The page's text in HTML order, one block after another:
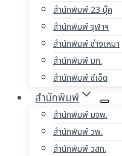
สำนักพิมพ์ 23 บุ๊ค
สำนักพิมพ์ จุฬาฯ
สำนักพิมพ์ ช่างเหมา
สำนักพิมพ์ มก.
สำนักพิมพ์ ซีเอ็ด
สำนักพิมพ์
สำนักพิมพ์ มจพ.
สำนักพิมพ์ วพ.
สำนักพิมพ์ วสท.